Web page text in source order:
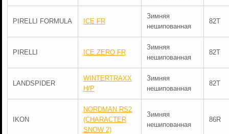
PIRELLI FORMULA ICE FR
Зимняя
нешипованная
82T
PIRELLI ICE ZERO FR
Зимняя
нешипованная
82T
LANDSPIDER
WINTERTRAXX
H/P
Зимняя
нешипованная
82T
IKON
NORDMAN RS2
(CHARACTER
SNOW 2)
Зимняя
нешипованная
86R